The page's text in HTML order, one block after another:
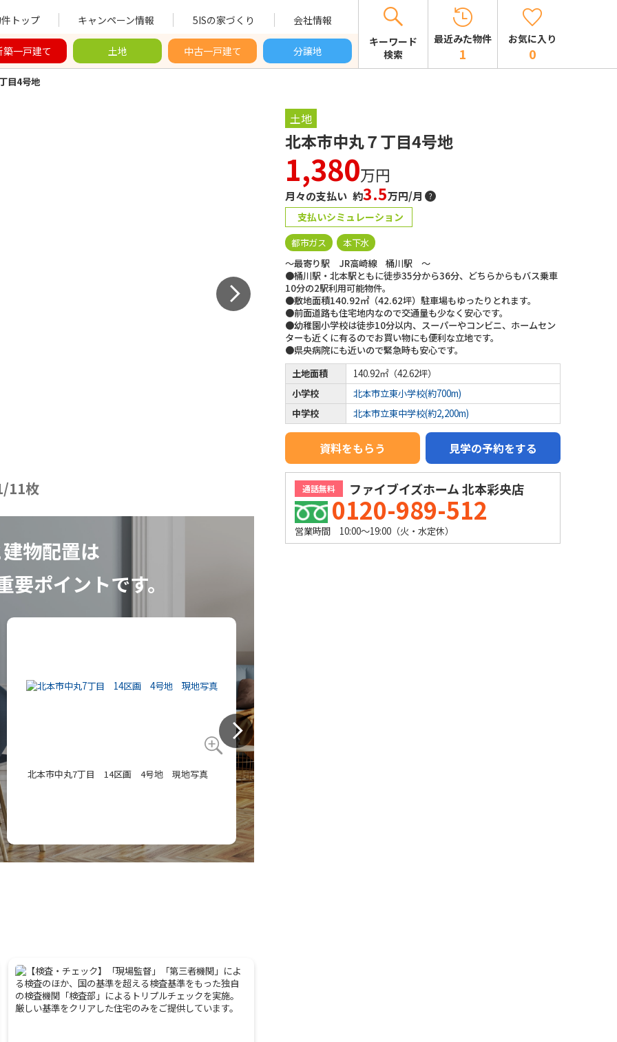
トップ キャンペーン情報 5ISの家づくり 会社情報
築一戸建て 土地 中古一戸建て 分譲地
キーワード
検索
最近みた物件
1
お気に入り
0
目4号地
/11枚
物配置は
ポイントです。
北本市中丸7丁目 14区画 4号地 現地写真
土地
北本市中丸７丁目4号地
1,380万円
月々の支払い 約3.5万円/月
支払いシミュレーション
都市ガス
本下水
～最寄り駅 JR高崎線 桶川駅 ～
●桶川駅・北本駅ともに徒歩35分から36分、どちらからもバス乗車
10分の2駅利用可能物件。
●敷地面積140.92㎡（42.62坪）駐車場もゆったりとれます。
●前面道路も住宅地内なので交通量も少なく安心です。
●幼稚園小学校は徒歩10分以内、スーパーやコンビニ、ホームセン
ターも近くに有るのでお買い物にも便利な立地です。
●県央病院にも近いので緊急時も安心です。
土地面積
140.92㎡（42.62坪）
小学校
北本市立東小学校(約700m)
中学校
北本市立東中学校(約2,200m)
資料をもらう 見学の予約をする
通話無料 ファイブイズホーム 北本彩央店
0120-989-512
営業時間 10:00～19:00（火・水定休）